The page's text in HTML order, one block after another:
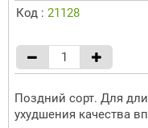
Код : 21128
Поздний сорт. Для
ухудшения качества